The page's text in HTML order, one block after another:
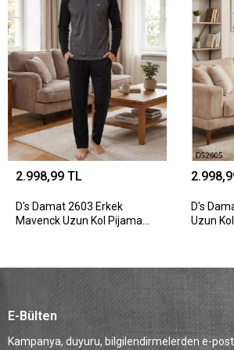
2.998,99 TL
D's Damat 2603 Erkek
Mavenck Uzun Kol Pijama
D's
Uzun
E-Bülten
Kampanya, duyuru, bilgilendirmelerden e-